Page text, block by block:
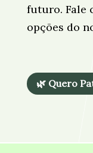
futuro. Fale
opções do
🌿 Quero